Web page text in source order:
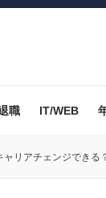
職 IT/WEB
リアチェンジできる